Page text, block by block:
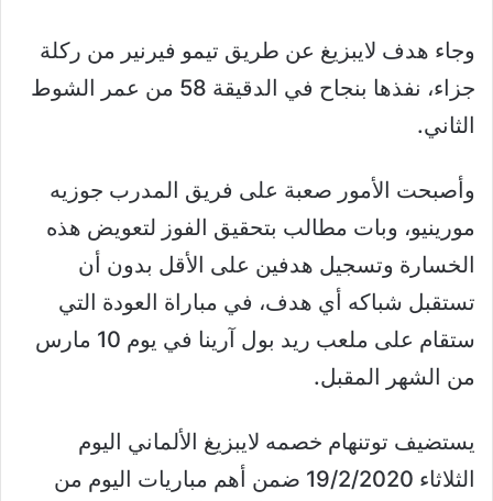
وجاء هدف لايبزيغ عن طريق تيمو فيرنير من ركلة
جزاء، نفذها بنجاح في الدقيقة 58 من عمر الشوط
الثاني.
وأصبحت الأمور صعبة على فريق المدرب جوزيه
مورينيو، وبات مطالب بتحقيق الفوز لتعويض هذه
الخسارة وتسجيل هدفين على الأقل بدون أن
تستقبل شباكه أي هدف، في مباراة العودة التي
ستقام على ملعب ريد بول آرينا في يوم 10 مارس
من الشهر المقبل.
يستضيف توتنهام خصمه لايبزيغ الألماني اليوم
الثلاثاء 19/2/2020 ضمن أهم مباريات اليوم من